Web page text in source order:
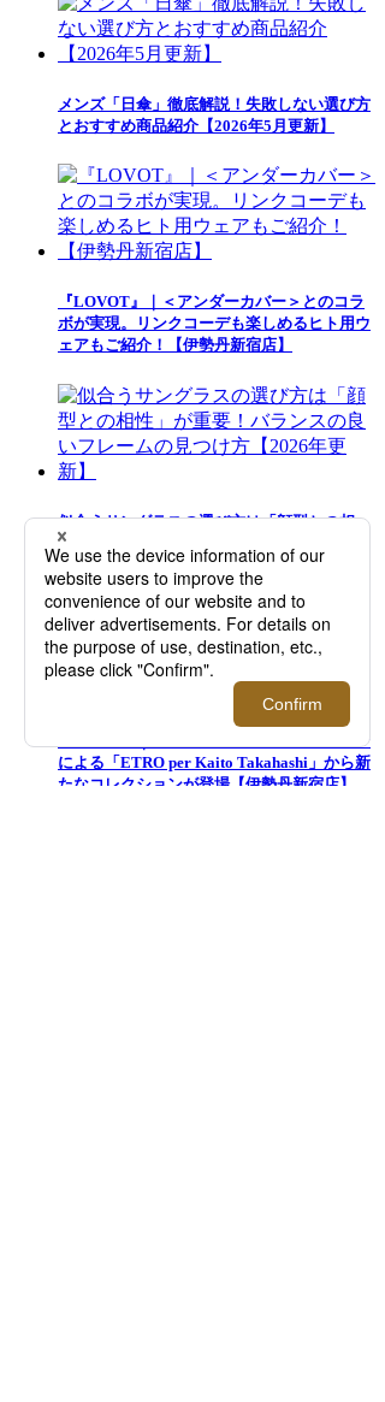
メンズ「日傘」徹底解説！失敗しない選び方
とおすすめ商品紹介【2026年5月更新】
『LOVOT』｜＜アンダーカバー＞とのコラ
ボが実現。リンクコーデも楽しめるヒト用ウ
ェアもご紹介！【伊勢丹新宿店】
似合うサングラスの選び方は「顔型との相
性」が重要！バランスの良いフレームの見つ
け方【2026年更新】
＜エトロ＞｜髙橋海人とのコラボレーション
による「ETRO per Kaito Takahashi」から新
たなコレクションが登場【伊勢丹新宿店】